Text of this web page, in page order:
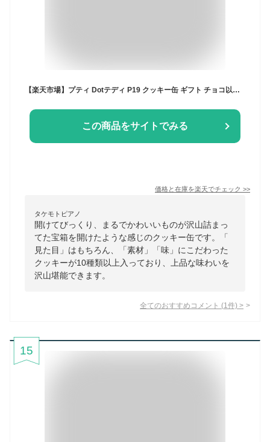
【楽天市場】プティ Dotテディ P19 クッキー缶 ギフト チョコ以外 くまさん 缶 クッキー アイシングクッキー 誕生日 缶入りクッキー めちゃくちゃ 美味しい 可愛いクッキー缶 かわいい缶 詰め合わせ かわいいお菓子 くま クマ 出産 内祝い おしゃれ インスタ お返し 子供：Pol dot
この商品をサイトでみる
価格と在庫を楽天でチェック >>
タケモトピアノ
開けてびっくり、まるでかわいいものが沢山詰まっ
てた宝箱を開けたような感じのクッキー缶です。「
見た目」はもちろん、「素材」「味」にこだわった
クッキーが10種類以上入っており、上品な味わいを
沢山堪能できます。
全てのおすすめコメント (1 件) >
15